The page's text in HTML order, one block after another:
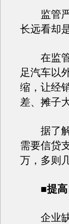
监管严
长远看却
在监管
足汽车以
缩，让经
差、摊子
据了解
需要信贷
万，多则
■提高
企业缺